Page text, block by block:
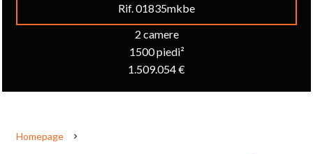
Rif. 01835mkbe
2 camere
1500 piedi²
1.509.054 €
Homepage